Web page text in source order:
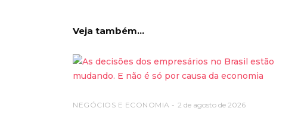
Veja também...
NEGÓCIOS E ECONOMIA 2 de agosto de 2026